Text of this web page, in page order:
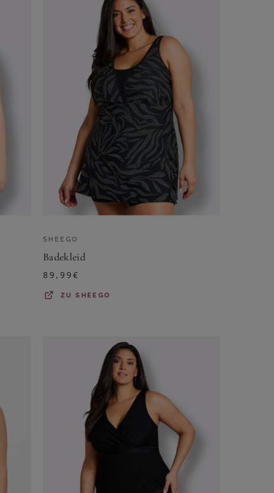
SHEEGO
Badekleid
89,99€
ZUSHEEGO